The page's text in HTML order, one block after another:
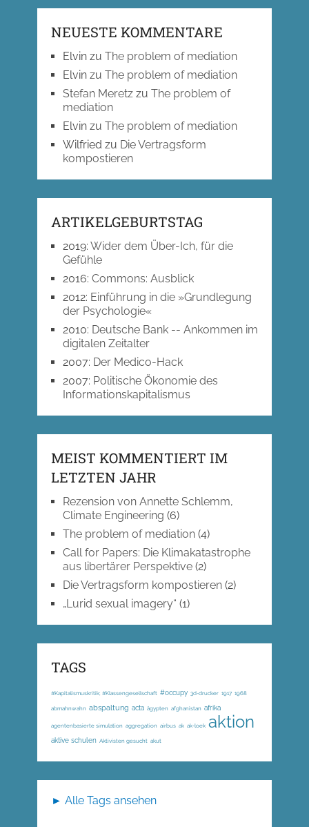
NEUESTE KOMMENTARE
Elvinzu The problem of mediation
Elvinzu The problem of mediation
Stefan Meretzzu The problem of
mediation
Elvinzu The problem of mediation
Wilfried zu Die Vertragsform
kompostieren
ARTIKELGEBURTSTAG
2019: Wider dem Über-Ich, für die
Gefühle
2016: Commons: Ausblick
2012: Einführung in die »Grundlegung
der Psychologie«
2010: Deutsche Bank -- Ankommen im
digitalen Zeitalter
2007: Der Medico-Hack
2007: Politische Ökonomie des
Informationskapitalismus
MEIST KOMMENTIERT IM
LETZTEN JAHR
Rezension von Annette Schlemm,
Climate Engineering (6)
The problem of mediation(4)
Call for Papers: Die Klimakatastrophe
aus libertärer Perspektive(2)
Die Vertragsform kompostieren(2)
„Lurid sexual imagery“ (1)
TAGS
#Kapitalismuskritik; #Klassengesellschaft #occupy 3d-drucker 1917 1968
abmahnwahn abspaltung acta ägypten afghanistan afrika
agentenbasierte simulation aggregation airbus ak ak-loek aktion
aktive schulen Aktivisten gesucht akut
► Alle Tags ansehen